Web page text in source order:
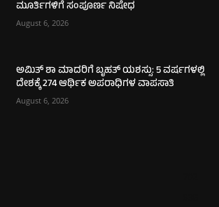
ಮೂರ್ತಿಗಳಿಗೆ ಸಂಪೂರ್ಣ ನಿಷೇಧ
August 6, 2026
ಅಮಿತ್ ಶಾ ಮಾದರಿಗೆ ಬೃಹತ್ ಯಶಸ್ಸು: 5 ವರ್ಷಗಳಲ್ಲಿ
ದೇಶಕ್ಕೆ 274 ಆರ್ಥಿಕ ಅಪರಾಧಿಗಳ ವಾಪಸಾತಿ
August 6, 2026